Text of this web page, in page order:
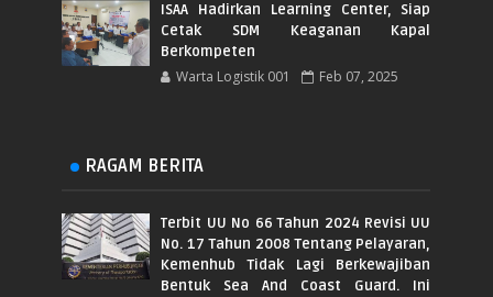
ISAA Hadirkan Learning Center, Siap
Cetak SDM Keaganan Kapal
Berkompeten
Warta Logistik 001 Feb 07, 2025
RAGAM BERITA
Terbit UU No 66 Tahun 2024 Revisi UU
No. 17 Tahun 2008 Tentang Pelayaran,
Kemenhub Tidak Lagi Berkewajiban
Bentuk Sea And Coast Guard. Ini